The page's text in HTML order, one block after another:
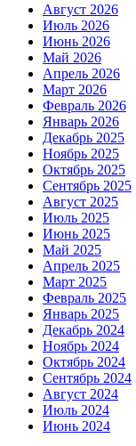
Август 2026
Июль 2026
Июнь 2026
Май 2026
Апрель 2026
Март 2026
Февраль 2026
Январь 2026
Декабрь 2025
Ноябрь 2025
Октябрь 2025
Сентябрь 2025
Август 2025
Июль 2025
Июнь 2025
Май 2025
Апрель 2025
Март 2025
Февраль 2025
Январь 2025
Декабрь 2024
Ноябрь 2024
Октябрь 2024
Сентябрь 2024
Август 2024
Июль 2024
Июнь 2024